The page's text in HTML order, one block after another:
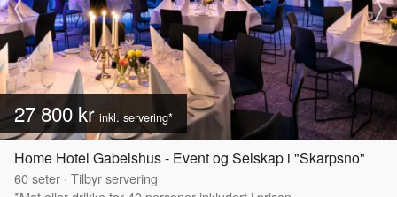
27 800 kr inkl. servering*
Home Hotel Gabelshus - Event og Selskap i "Skarpsno"
60seter · Tilbyr servering